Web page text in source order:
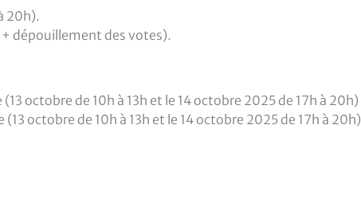
20h).
+ dépouillement des votes).
octobre de 10h à 13h et le 14 octobre 2025 de 17h à 20h)
octobre de 10h à 13h et le 14 octobre 2025 de 17h à 20h)